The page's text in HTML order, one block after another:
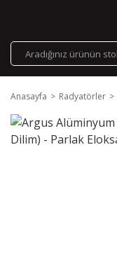
Anasayfa Radyatörler